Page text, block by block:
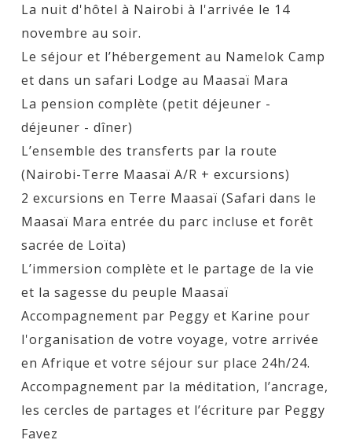
La nuit d'hôtel à Nairobi à l'arrivée le 14
novembre au soir.
Le séjour et l’hébergement au Namelok Camp
et dans un safari Lodge au Maasaï Mara
La pension complète (petit déjeuner -
déjeuner - dîner)
L’ensemble des transferts par la route
(Nairobi-Terre Maasaï A/R + excursions)
2 excursions en Terre Maasaï (Safari dans le
Maasaï Mara entrée du parc incluse et forêt
sacrée de Loïta)
L’immersion complète et le partage de la vie
et la sagesse du peuple Maasaï
Accompagnement par Peggy et Karine pour
l'organisation de votre voyage, votre arrivée
en Afrique et votre séjour sur place 24h/24.
Accompagnement par la méditation, l’ancrage,
les cercles de partages et l’écriture par Peggy
Favez